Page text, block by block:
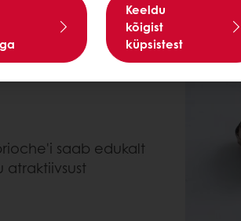
see muudab kogu
kiirtoidukettidest
kanalid ainulaadseid
saab edukalt
atraktiivsust
Keeldu
kõigist
küpsistest